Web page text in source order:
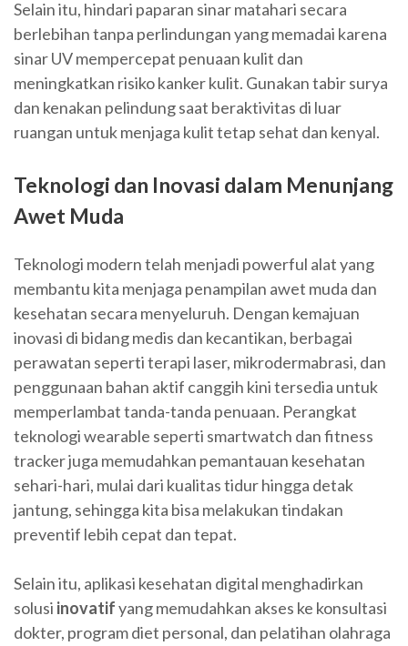
Selain itu, hindari paparan sinar matahari secara
berlebihan tanpa perlindungan yang memadai karena
sinar UV mempercepat penuaan kulit dan
meningkatkan risiko kanker kulit. Gunakan tabir surya
dan kenakan pelindung saat beraktivitas di luar
ruangan untuk menjaga kulit tetap sehat dan kenyal.
Teknologi dan Inovasi dalam Menunjang
Awet Muda
Teknologi modern telah menjadi powerful alat yang
membantu kita menjaga penampilan awet muda dan
kesehatan secara menyeluruh. Dengan kemajuan
inovasi di bidang medis dan kecantikan, berbagai
perawatan seperti terapi laser, mikrodermabrasi, dan
penggunaan bahan aktif canggih kini tersedia untuk
memperlambat tanda-tanda penuaan. Perangkat
teknologi wearable seperti smartwatch dan fitness
tracker juga memudahkan pemantauan kesehatan
sehari-hari, mulai dari kualitas tidur hingga detak
jantung, sehingga kita bisa melakukan tindakan
preventif lebih cepat dan tepat.
Selain itu, aplikasi kesehatan digital menghadirkan
solusi inovatifyang memudahkan akses ke konsultasi
dokter, program diet personal, dan pelatihan olahraga